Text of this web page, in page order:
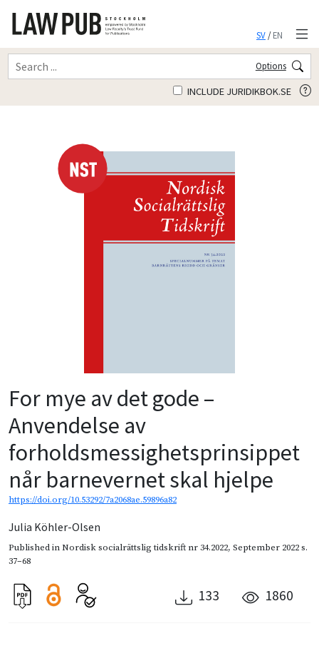
SV/EN
Options
INCLUDE JURIDIKBOK.SE
For mye av det gode –
Anvendelse av
forholdsmessighetsprinsippet
når barnevernet skal hjelpe
https://doi.org/10.53292/7a2068ae.59896a82
Julia Köhler-Olsen
Published inNordisk socialrättslig tidskrift nr 34.2022, September 2022s.
37–68
133 1860